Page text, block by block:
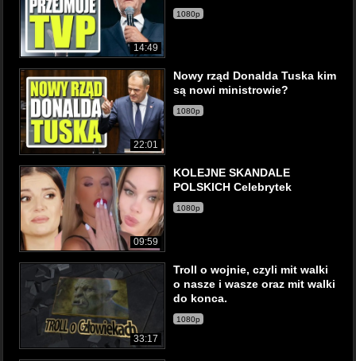
14:49
1080p
22:01
Nowy rząd Donalda Tuska kim
są nowi ministrowie?
1080p
09:59
KOLEJNE SKANDALE
POLSKICH Celebrytek
1080p
33:17
Troll o wojnie, czyli mit walki
o nasze i wasze oraz mit walki
do konca.
1080p